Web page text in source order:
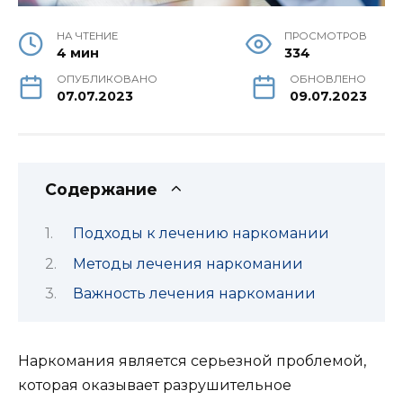
НА ЧТЕНИЕ
4 мин
ПРОСМОТРОВ
334
ОПУБЛИКОВАНО
07.07.2023
ОБНОВЛЕНО
09.07.2023
Содержание
Подходы к лечению наркомании
Методы лечения наркомании
Важность лечения наркомании
Наркомания является серьезной проблемой,
которая оказывает разрушительное